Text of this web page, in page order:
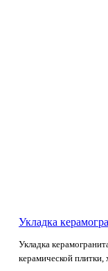
Укладка
Укладка
керамической плитки,